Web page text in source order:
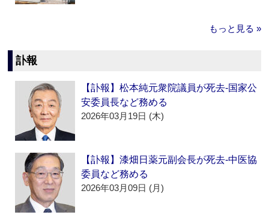
もっと見る »
訃報
【訃報】松本純元衆院議員が死去‐国家公
安委員長など務める
2026年03月19日 (木)
【訃報】漆畑日薬元副会長が死去‐中医協
委員など務める
2026年03月09日 (月)